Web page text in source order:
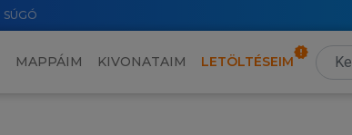
SÚGÓ
MAPPÁIM KIVONATAIM LETÖLTÉSEIM